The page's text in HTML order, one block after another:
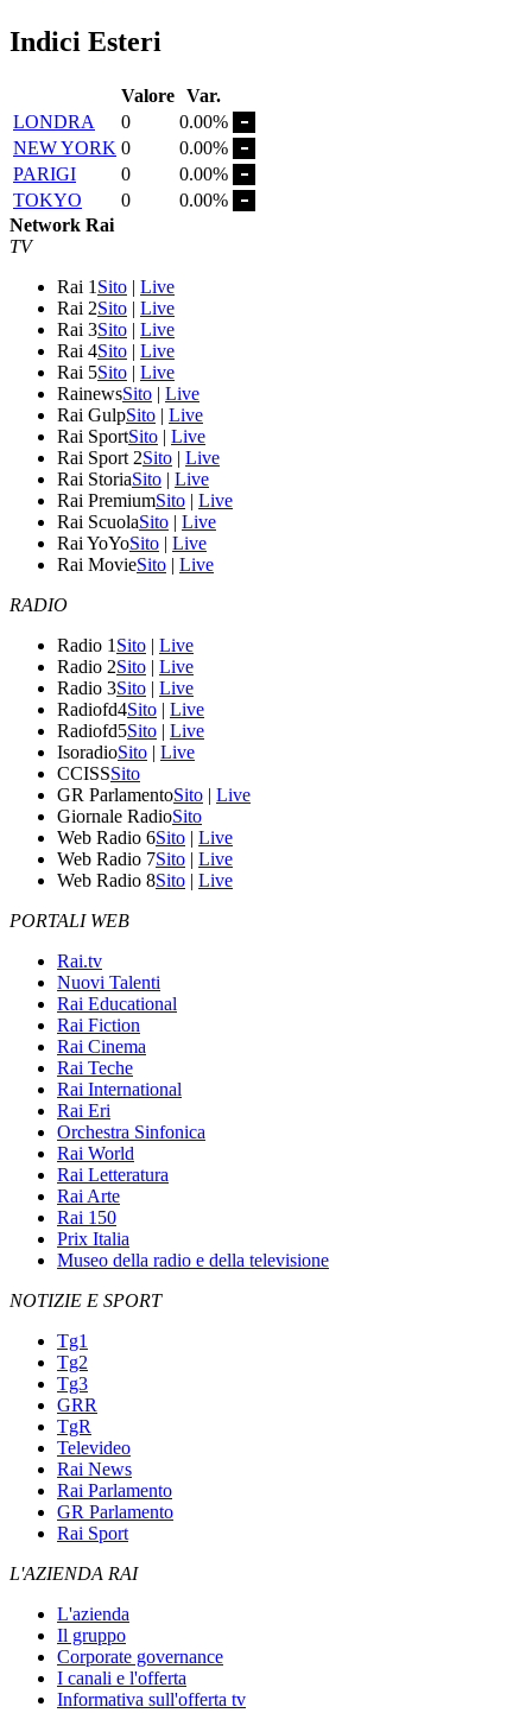
Indici Esteri
Valore Var.
LONDRA
0
0.00%
NEW YORK 0
0.00%
PARIGI
0
0.00%
TOKYO
0
0.00%
Network Rai
TV
Rai 1 Sito | Live
Rai 2Sito | Live
Rai 3Sito | Live
Rai 4Sito | Live
Rai 5Sito | Live
RainewsSito | Live
Rai GulpSito | Live
Rai SportSito | Live
Rai Sport 2Sito | Live
Rai StoriaSito | Live
Rai PremiumSito | Live
Rai ScuolaSito | Live
Rai YoYoSito | Live
Rai MovieSito | Live
RADIO
Radio 1 Sito | Live
Radio 2Sito | Live
Radio 3Sito | Live
Radiofd4Sito | Live
Radiofd5Sito | Live
IsoradioSito | Live
CCISSSito
GR ParlamentoSito | Live
Giornale RadioSito
Web Radio 6Sito | Live
Web Radio 7Sito | Live
Web Radio 8Sito | Live
PORTALI WEB
Rai.tv
Nuovi Talenti
Rai Educational
Rai Fiction
Rai Cinema
Rai Teche
Rai International
Rai Eri
Orchestra Sinfonica
Rai World
Rai Letteratura
Rai Arte
Rai 150
Prix Italia
Museo della radio e della televisione
NOTIZIE E SPORT
Tg1
Tg2
Tg3
GRR
TgR
Televideo
Rai News
Rai Parlamento
GR Parlamento
Rai Sport
L'AZIENDA RAI
L'azienda
Il gruppo
Corporate governance
I canali e l'offerta
Informativa sull'offerta tv